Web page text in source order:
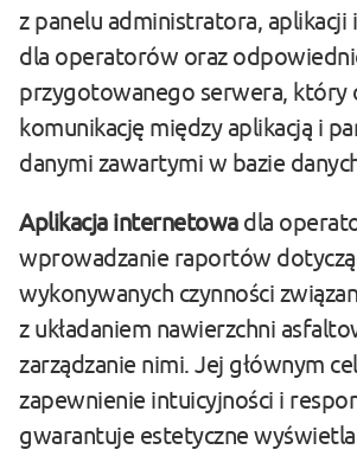
z panelu administratora,
dla operatorów oraz
przygotowanego serwera, który
komunikację między aplikacją i
danymi zawartymi w bazie
Aplikacja internetowadla
wprowadzanie raportów
wykonywanych czynności
z układaniem nawierzchni
zarządzanie nimi. Jej głównym
zapewnienie intuicyjności i
gwarantuje estetyczne